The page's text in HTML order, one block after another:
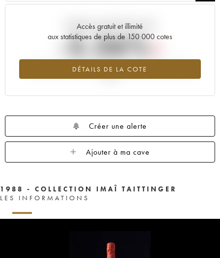
Accès gratuit et illimité
aux statistiques de plus de 150 000 cotes
DÉTAILS DE LA COTE
Tendance actuelle de la cote
-5.26%
Tendance à la baisse du millésime 1988 en 2026 par rapport à
Créer une alerte
Ajouter à ma cave
1988 - COLLECTION IMAÎ TAITTINGER
LES INFORMATIONS